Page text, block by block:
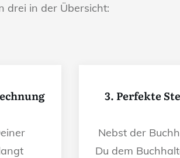
drei in der Übersicht:
3. Perfekte
Nebst der
Du dem